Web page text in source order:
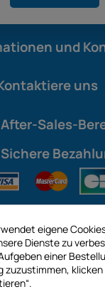
und
uns
Sales-
Sichere
eigene
Dienste zu
einer
zuzustimmen,